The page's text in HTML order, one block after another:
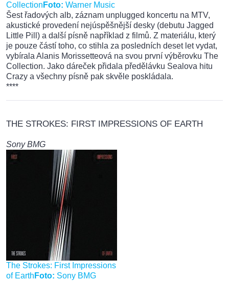
Collection Foto: Warner Music
Šest řadových alb, záznam unplugged koncertu na MTV,
akustické provedení nejúspěšnější desky (debutu Jagged
Little Pill) a další písně například z filmů. Z materiálu, který
je pouze částí toho, co stihla za posledních deset let vydat,
vybírala Alanis Morissetteová na svou první výběrovku The
Collection. Jako dáreček přidala předělávku Sealova hitu
Crazy a všechny písně pak skvěle poskládala.
****
THE STROKES: FIRST IMPRESSIONS OF EARTH
Sony BMG
The Strokes: First Impressions
of Earth Foto: Sony BMG